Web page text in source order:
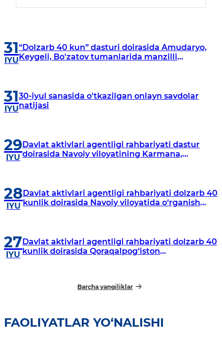
31
IYU
“Dolzarb 40 kun” dasturi doirasida Amudaryo,
Keygeli, Bo'zatov tumanlarida manzilli
31
IYU
30-iyul sanasida o'tkazilgan onlayn savdolar
natijasi
29
IYU
Davlat aktivlari agentligi rahbariyati dastur
doirasida Navoiy viloyatining Karmana,
28
IYU
Davlat aktivlari agentligi rahbariyati dolzarb 40
kunlik doirasida Navoiy viloyatida o‘rganish
27
IYU
Davlat aktivlari agentligi rahbariyati dolzarb 40
kunlik doirasida Qoraqalpog‘iston
Barcha yangiliklar
FAOLIYATLAR YO‘NALISHI